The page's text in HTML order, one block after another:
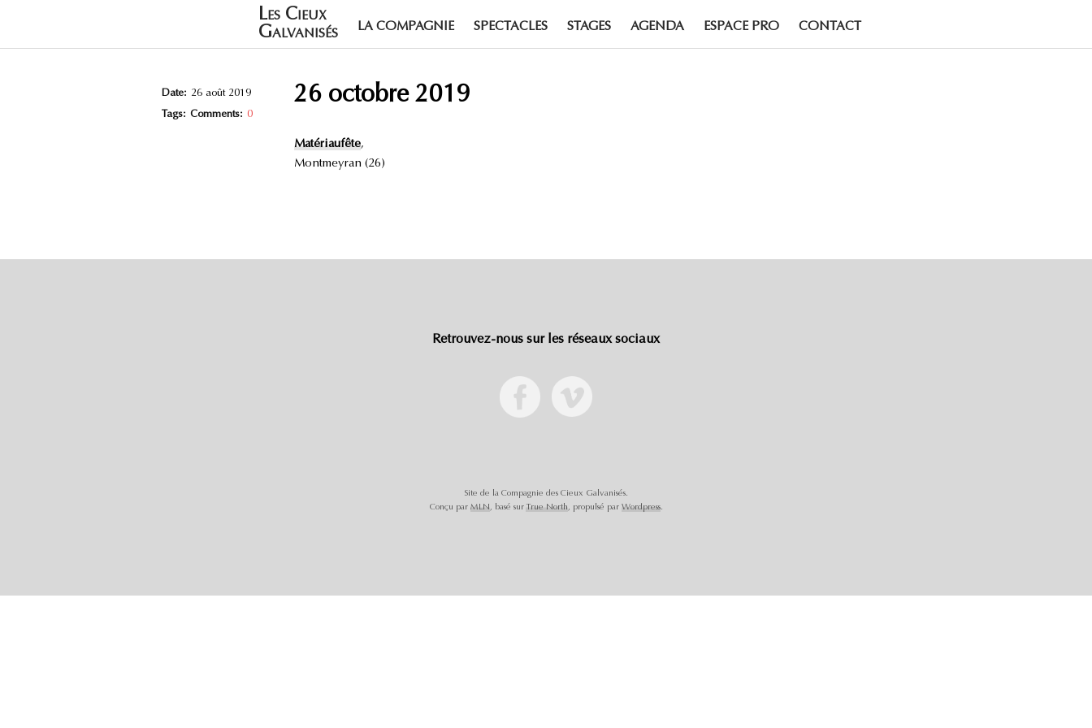
Les Cieux
Galvanisés
LA COMPAGNIE SPECTACLES STAGES AGENDA ESPACE PRO CONTACT
Date: 26 août 2019
Tags: Comments: 0
26 octobre 2019
Matériaufête,
Montmeyran (26)
Retrouvez-nous sur les réseaux sociaux
Site de la Compagnie des Cieux Galvanisés.
Conçu par MLN, basé sur True North, propulsé par Wordpress.